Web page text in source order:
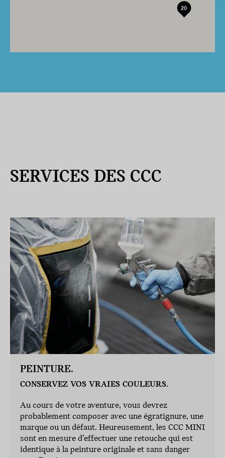
20
SERVICES DES CCC
PEINTURE.
CONSERVEZ VOS VRAIES COULEURS.
Au cours de votre aventure, vous devrez
probablement composer avec une égratignure, une
marque ou un défaut. Heureusement, les CCC MINI
sont en mesure d’effectuer une retouche qui est
identique à la peinture originale et sans danger